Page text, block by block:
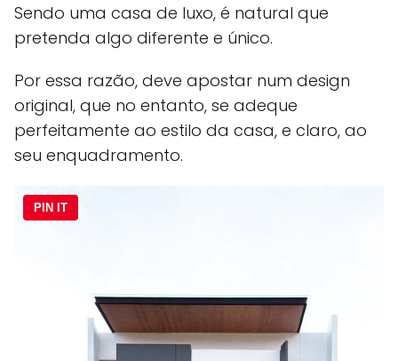
Sendo uma casa de luxo, é natural que
pretenda algo diferente e único.
Por essa razão, deve apostar num design
original, que no entanto, se adeque
perfeitamente ao estilo da casa, e claro, ao
seu enquadramento.
PIN IT